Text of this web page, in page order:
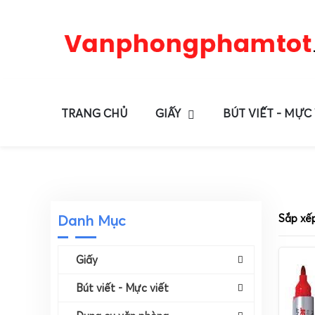
TRANG CHỦ GIẤY BÚT VIẾT - MỰC
Danh Mục
Giấy
Giấy In, Photocopy
Bút viết - Mực viết
Sắp